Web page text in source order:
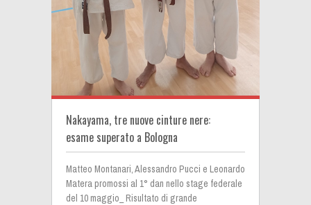
Nakayama, tre nuove cinture nere:
esame superato a Bologna
Matteo Montanari, Alessandro Pucci e Leonardo
Matera promossi al 1° dan nello stage federale
del 10 maggio_ Risultato di grande